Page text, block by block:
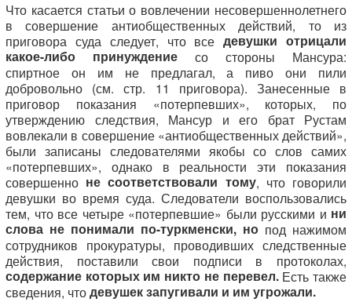
Что касается статьи о вовлечении несовершеннолетнего
в совершение антиобщественных действий, то из
приговора суда следует, что вседевушки отрицали
какое-либо принуждение со стороны Мансура:
спиртное он им не предлагал, а пиво они пили
добровольно (см. стр. 11 приговора). Занесенные в
приговор показания «потерпевших», которых, по
утверждению следствия, Мансур и его брат Рустам
вовлекали в совершение «антиобщественных действий»,
были записаны следователями якобы со слов самих
«потерпевших», однако в реальности эти показания
совершенно не соответствовали тому, что говорили
девушки во время суда. Следователи воспользовались
тем, что все четыре «потерпевшие» были русскими и ни
слова не понимали по-туркменски, но под нажимом
сотрудников прокуратуры, проводивших следственные
действия, поставили свои подписи в протоколах,
содержание которых им никто не перевел.Есть также
сведения, чтодевушек запугивали и им угрожали.